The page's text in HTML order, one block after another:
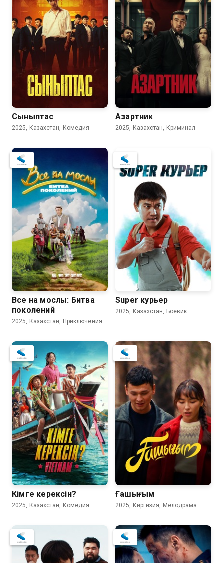
Сыныптас
2025, Казахстан, Комедия
Азартник
2025, Казахстан, Криминал
Все на мослы: Битва
поколений
2025, Казахстан, Приключения
Super курьер
2025, Казахстан, Боевик
Кiмге керексiн?
2025, Казахстан, Комедия
Ғашығым
2025, Киргизия, Мелодрама